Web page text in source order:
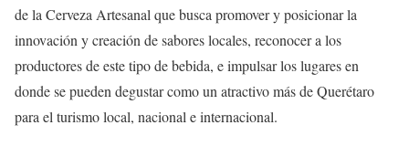
de la Cerveza Artesanal que busca promover y posicionar la
innovación y creación de sabores locales, reconocer a los
productores de este tipo de bebida, e impulsar los lugares en
donde se pueden degustar como un atractivo más de Querétaro
para el turismo local, nacional e internacional.